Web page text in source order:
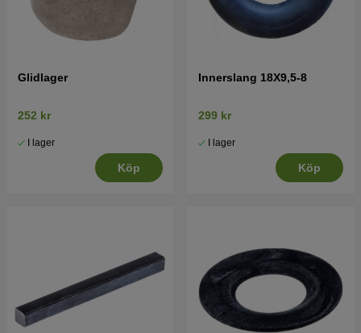
Glidlager
252 kr
I lager
Köp
Innerslang 18X9,5-8
299 kr
I lager
Köp